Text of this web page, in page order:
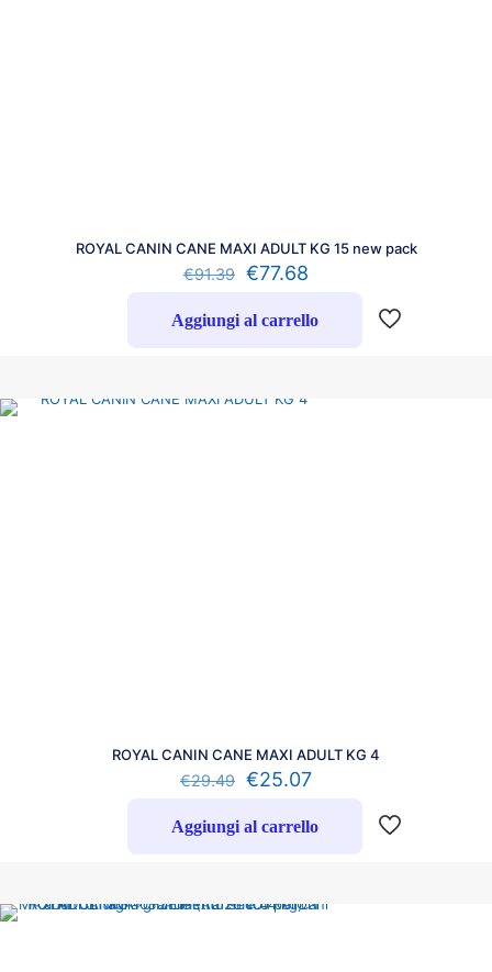
ROYAL CANIN CANE MAXI ADULT KG 15 new pack
€91.39 €77.68
Aggiungi al carrello
ROYAL CANIN CANE MAXI ADULT KG 4
€29.49 €25.07
Aggiungi al carrello